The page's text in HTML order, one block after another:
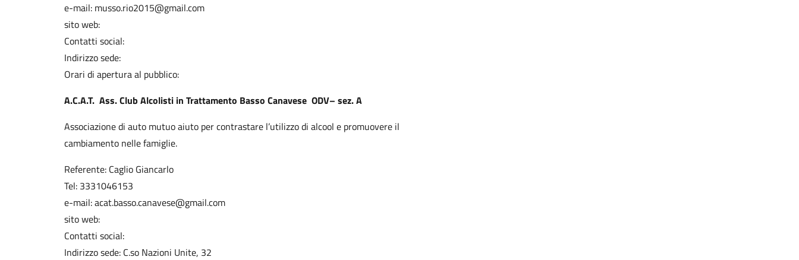
e-mail: musso.rio2015@gmail.com
sito web:
Contatti social:
Indirizzo sede:
Orari di apertura al pubblico:
A.C.A.T. Ass. Club Alcolisti in Trattamento Basso Canavese ODV– sez. A
Associazione di auto mutuo aiuto per contrastare l’utilizzo di alcool e promuovere il
cambiamento nelle famiglie.
Referente: Caglio Giancarlo
Tel: 3331046153
e-mail: acat.basso.canavese@gmail.com
sito web:
Contatti social:
Indirizzo sede: C.so Nazioni Unite, 32